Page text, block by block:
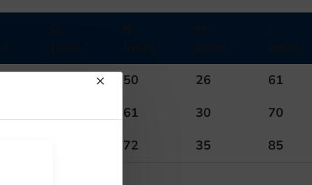
50 26
61
61 30
70
72 35 85